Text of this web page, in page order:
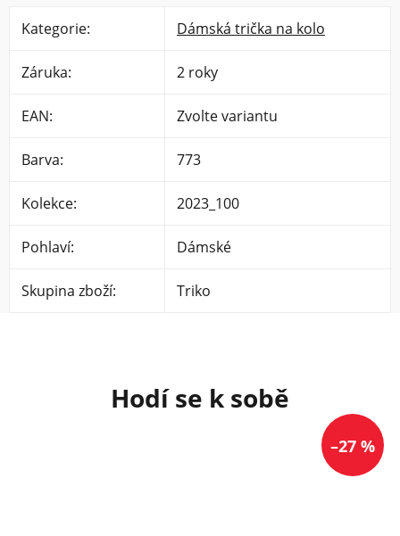
–27 %
Kategorie: Dámská trička na kolo
Záruka: 2 roky
EAN: Zvolte variantu
Barva: 773
Kolekce: 2023_100
Pohlaví: Dámské
Skupina zboží: Triko